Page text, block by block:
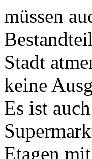
müssen
Stadt
keine
Es ist
Etagen